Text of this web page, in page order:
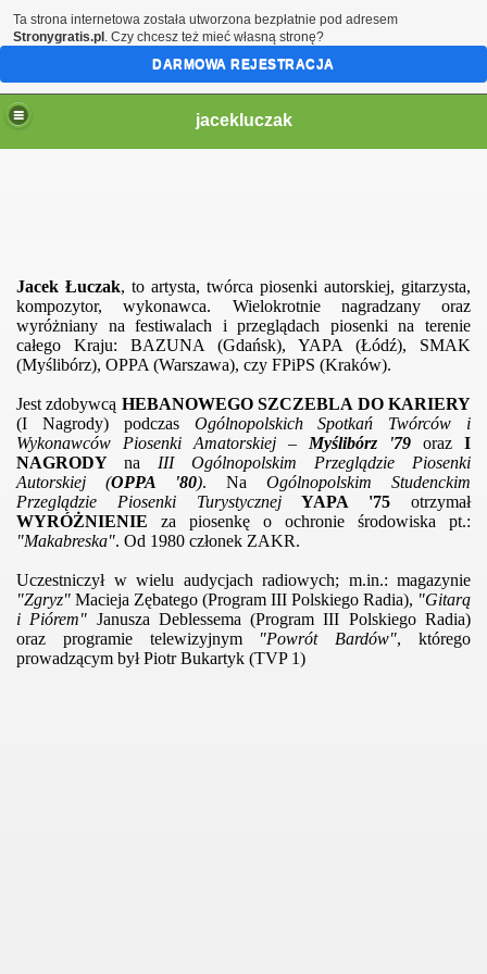
jacekluczak
Jacek Łuczak, to artysta, twórca piosenki autorskiej, gitarzysta,
kompozytor, wykonawca. Wielokrotnie nagradzany oraz
wyróżniany na festiwalach i przeglądach piosenki na terenie
całego Kraju: BAZUNA (Gdańsk), YAPA (Łódź), SMAK
(Myślibórz), OPPA (Warszawa), czy FPiPS (Kraków).
Jest zdobywcą HEBANOWEGO SZCZEBLA DO KARIERY
(I Nagrody) podczas Ogólnopolskich Spotkań Twórców i
Wykonawców Piosenki Amatorskiej – Myślibórz '79 oraz I
NAGRODY na III Ogólnopolskim Przeglądzie Piosenki
Autorskiej
(OPPA '80). Na Ogólnopolskim Studenckim
Przeglądzie Piosenki Turystycznej
YAPA '75otrzymał
WYRÓŻNIENIE za piosenkę o ochronie środowiska pt.:
"Makabreska". Od 1980 członek ZAKR.
Uczestniczył w wielu audycjach radiowych; m.in.: magazynie
"Zgryz" Macieja Zębatego (Program III Polskiego Radia), "Gitarą
i Piórem" Janusza Deblessema (Program III Polskiego Radia)
oraz programie telewizyjnym "Powrót Bardów", którego
prowadzącym był Piotr Bukartyk (TVP 1)
Ta strona internetowa została utworzona bezpłatnie pod adresem
Stronygratis.pl . Czy chcesz też mieć własną stronę?
DARMOWA REJESTRACJA